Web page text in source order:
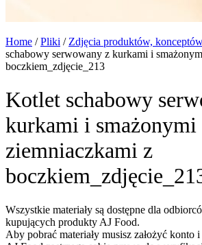
Home /Pliki / Zdjęcia produktów,
schabowy serwowany z kurkami i
boczkiem_zdjęcie_213
Kotlet schabowy
kurkami i smażonymi
ziemniaczkami z
Wszystkie materiały są dostępne dla
kupujących produkty AJ Food.
Aby pobrać materiały musisz założyć konto